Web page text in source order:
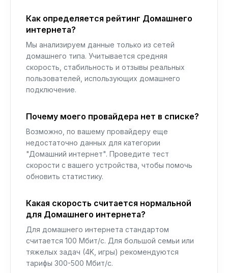
Как определяется рейтинг Домашнего
интернета?
Мы анализируем данные только из сетей
домашнего типа. Учитывается средняя
скорость, стабильность и отзывы реальных
пользователей, использующих домашнего
подключение.
Почему моего провайдера нет в списке?
Возможно, по вашему провайдеру еще
недостаточно данных для категории
"Домашний интернет". Проведите тест
скорости с вашего устройства, чтобы помочь
обновить статистику.
Какая скорость считается нормальной
для Домашнего интернета?
Для домашнего интернета стандартом
считается 100 Мбит/с. Для большой семьи или
тяжелых задач (4K, игры) рекомендуются
тарифы 300-500 Мбит/с.